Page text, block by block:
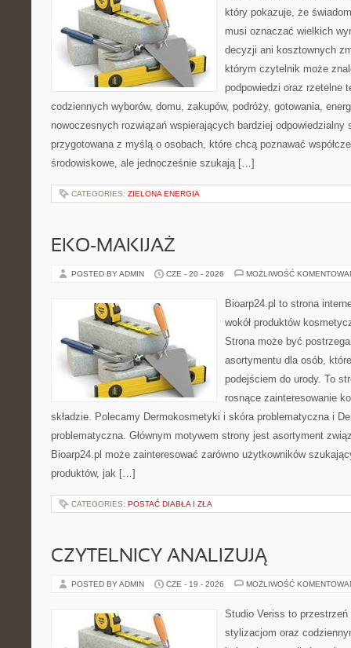
który pokazuje, że
musi oznaczać wielkich
decyzji ani kosztownych
którym czytelnik może
podpowiedzi oraz rzetelne
codziennych wyborów, domu, zakupów, podróży, gotowania,
nowoczesnych rozwiązań wspierających bardziej odpowiedzialny
przygotowana z myślą o osobach, które chcą poznawać
środowiskowe, ale jednocześnie szukają […]
CATEGORIES: ZIELONA ENERGIA
EKO-MAKIJAŻ
POSTED BY ADMIN CZE - 20 - 2026 MOŻLIWOŚĆ
Bioarp24.pl to strona
wokół produktów
Strona może być
asortymentu dla osób,
podejściem do urody. To
rosnące zainteresowanie
składzie. Polecamy Dermokosmetyki i skóra problematyczna i
problematyczna. Głównym motywem strony jest asortyment
Bioarp24.pl może zainteresować zarówno użytkowników
produktów, jak […]
CATEGORIES: POSTAĆ DIABŁA I ZŁA
CZYTELNICY ANALIZUJĄ
POSTED BY ADMIN CZE - 19 - 2026 MOŻLIWOŚĆ
Studio Veriss to
stylizacjom oraz